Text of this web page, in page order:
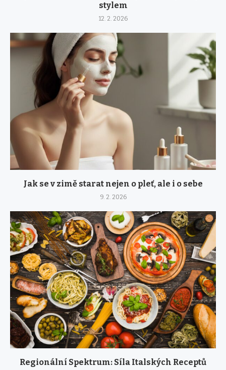
stylem
12. 2. 2026
Jak se v zimě starat nejen o pleť, ale i o sebe
9. 2. 2026
Regionální Spektrum: Síla Italských Receptů